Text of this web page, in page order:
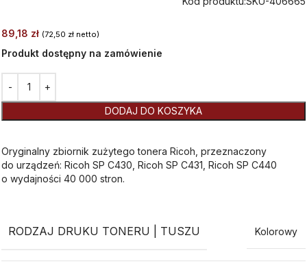
89,18 zł (72,50 zł netto)
Produkt dostępny na zamówienie
DODAJ DO KOSZYKA
Oryginalny zbiornik zużytego tonera Ricoh, przeznaczony
do urządzeń: Ricoh SP C430, Ricoh SP C431, Ricoh SP C440
o wydajności 40 000 stron.
RODZAJ DRUKU TONERU | TUSZU Kolorowy